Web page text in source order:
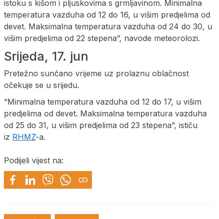
istoku s kišom i pljuskovima s grmljavinom. Minimalna
temperatura vazduha od 12 do 16, u višim predjelima od
devet. Maksimalna temperatura vazduha od 24 do 30, u
višim predjelima od 22 stepena”, navode meteorolozi.
Srijeda, 17. jun
Pretežno sunčano vrijeme uz prolaznu oblačnost
očekuje se u srijedu.
“Minimalna temperatura vazduha od 12 do 17, u višim
predjelima od devet. Maksimalna temperatura vazduha
od 25 do 31, u višim predjelima od 23 stepena”, ističu
iz RHMZ-a.
Podijeli vijest na: